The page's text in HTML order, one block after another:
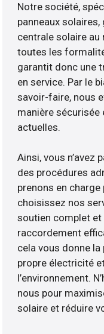
Notre société,
panneaux
centrale solaire au
toutes les
garantit donc une
en service. Par le
savoir-faire, nous
manière
actuelles.
Ainsi, vous n’avez
des procédures
prenons en
choisissez nos
soutien complet et
raccordement
cela vous donne
propre électricité
l’environnement.
nous pour
solaire et réduire